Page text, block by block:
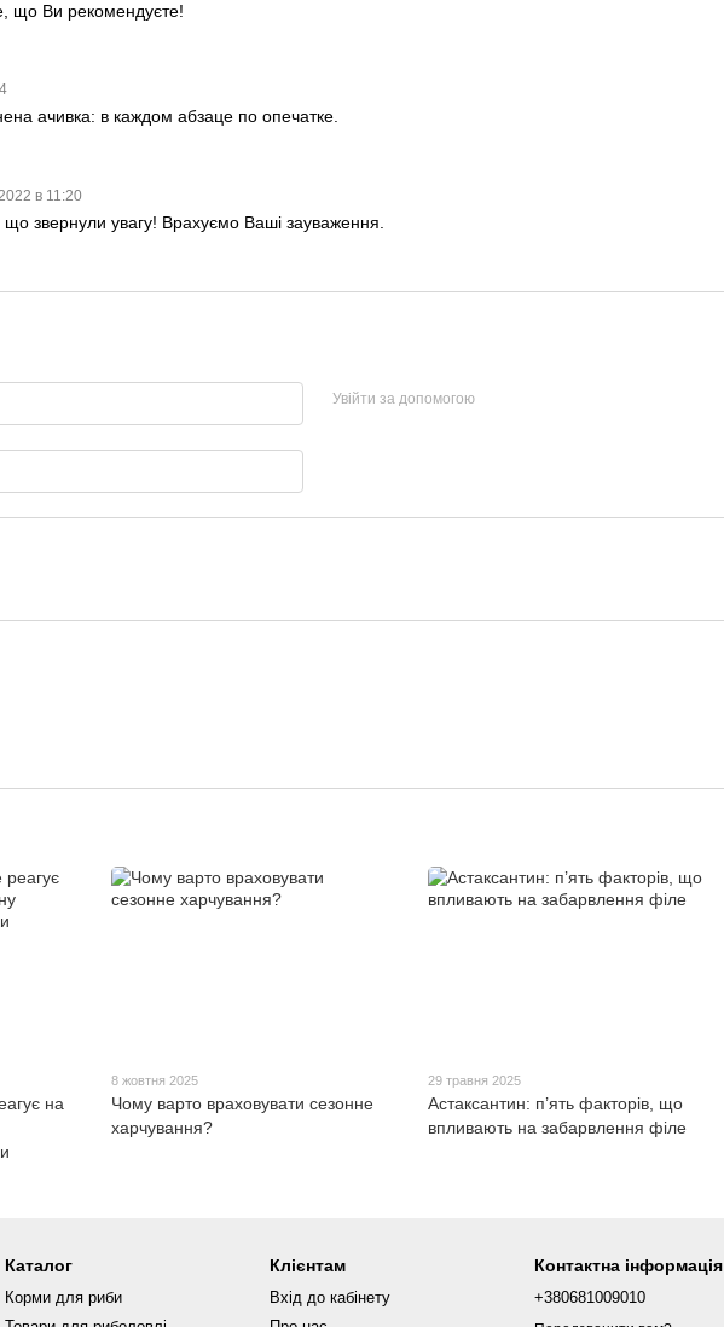
що Ви рекомендуєте!
ачивка: в каждом абзаце по опечатке.
в 11:20
звернули увагу! Врахуємо Ваші зауваження.
Увійти за допомогою
на
8 жовтня 2025
Чому варто враховувати сезонне
харчування?
29 травня 2025
Астаксантин: п’ять факторів, що
впливають на забарвлення філе
Каталог
Корми для риби
Клієнтам
Вхід до кабінету
Контактна інформація
+380681009010